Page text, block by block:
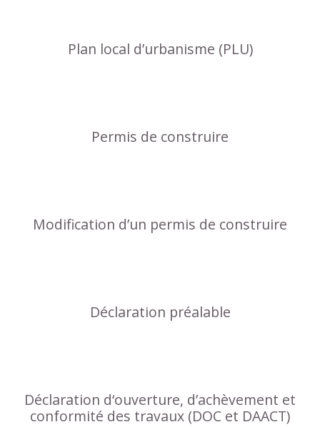
Plan local d’urbanisme (PLU)
Permis de construire
Modification d’un permis de construire
Déclaration préalable
Déclaration d‘ouverture, d’achèvement et
conformité des travaux (DOC et DAACT)